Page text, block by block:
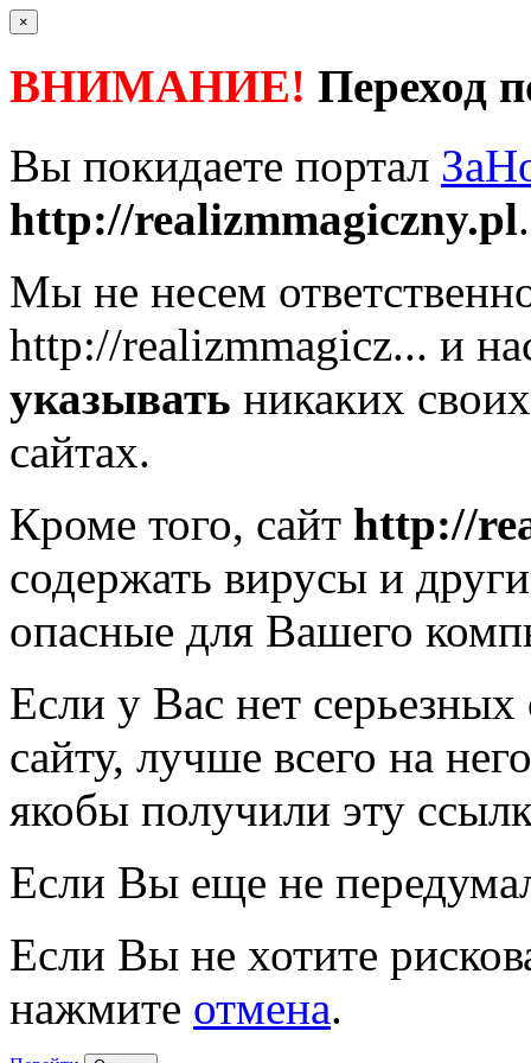
×
ВНИМАНИЕ! Переход
Вы покидаете портал
http://realizmmagiczny.pl.
Мы не несем
http://realizmmagicz... и
указывать никаких
сайтах.
Кроме того, сайт http://
содержать вирусы и
опасные для Вашего
Если у Вас нет
сайту, лучше всего на
якобы получили эту
Если Вы еще не
Если Вы не хотите
нажмите отмена.